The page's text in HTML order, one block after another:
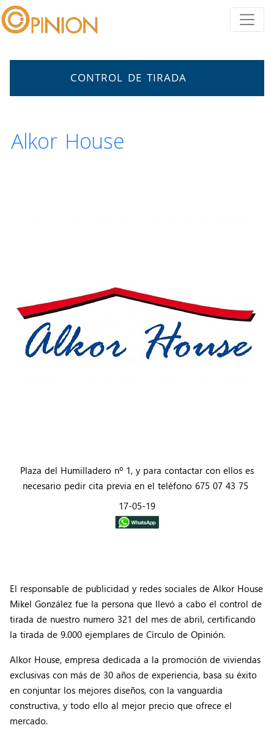
CONTROL DE TIRADA
Alkor House
Plaza del Humilladero nº 1, y para contactar con ellos es
necesario pedir cita previa en el teléfono 675 07 43 75
17-05-19
El responsable de publicidad y redes sociales de Alkor House
Mikel González fue la persona que llevó a cabo el control de
tirada de nuestro numero 321 del mes de abril, certificando
la tirada de 9.000 ejemplares de Círculo de Opinión.
Alkor House, empresa dedicada a la promoción de viviendas
exclusivas con más de 30 años de experiencia, basa su éxito
en conjuntar los mejores diseños, con la vanguardia
constructiva, y todo ello al mejor precio que ofrece el
mercado.